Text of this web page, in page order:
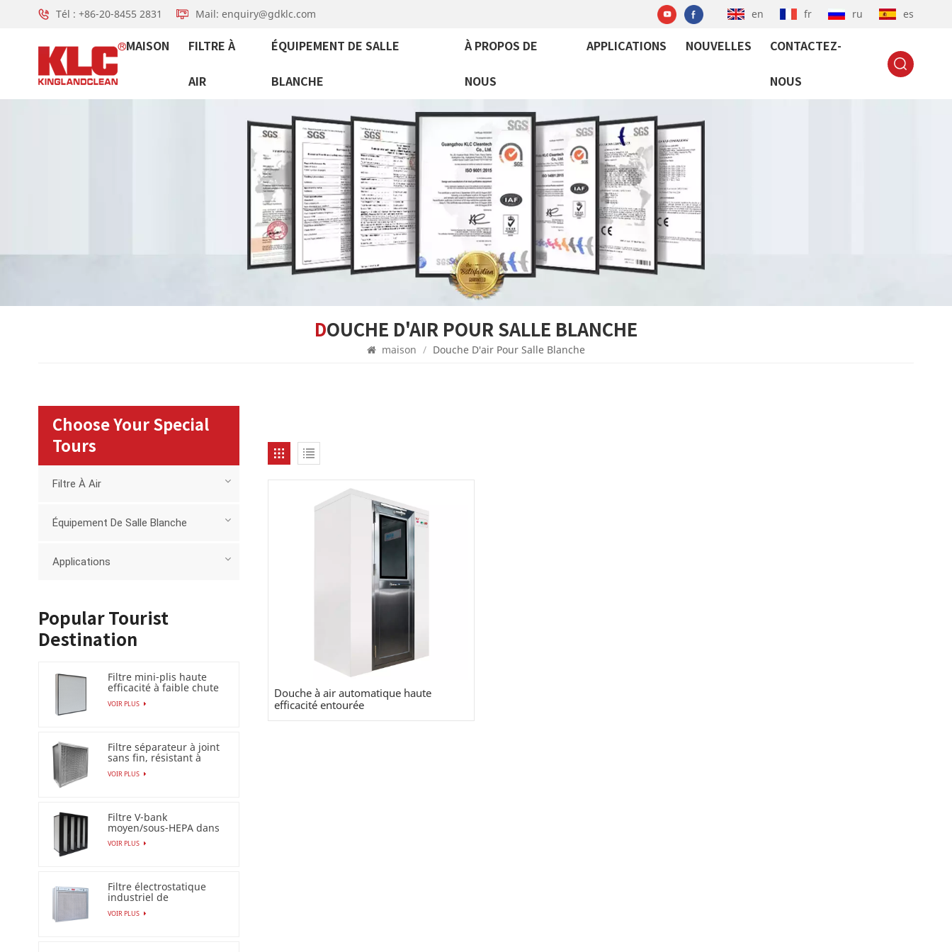
Tél : +86-20-8455 2831 Mail: enquiry@gdklc.com en fr ru es
MAISON FILTRE À
AIR
ÉQUIPEMENT DE SALLE
BLANCHE
À PROPOS DE
NOUS
APPLICATIONS NOUVELLES CONTACTEZ-
NOUS
DOUCHE D'AIR POUR SALLE BLANCHE
maison / Douche D'air Pour Salle Blanche
Douche à air automatique haute
efficacité entourée
Choose Your Special
Tours
Filtre À Air
Équipement De Salle Blanche
Applications
Popular Tourist
Destination
Filtre mini-plis haute
efficacité à faible chute
de pression (HEPA
/ULPA)
VOIR PLUS
Filtre séparateur à joint
sans fin, résistant à
l'humidité à 100 %
VOIR PLUS
Filtre V-bank
moyen/sous-HEPA dans
un cadre en plastique
VOIR PLUS
Filtre électrostatique
industriel de
précipitateur pour le
filtre à air Esp
VOIR PLUS